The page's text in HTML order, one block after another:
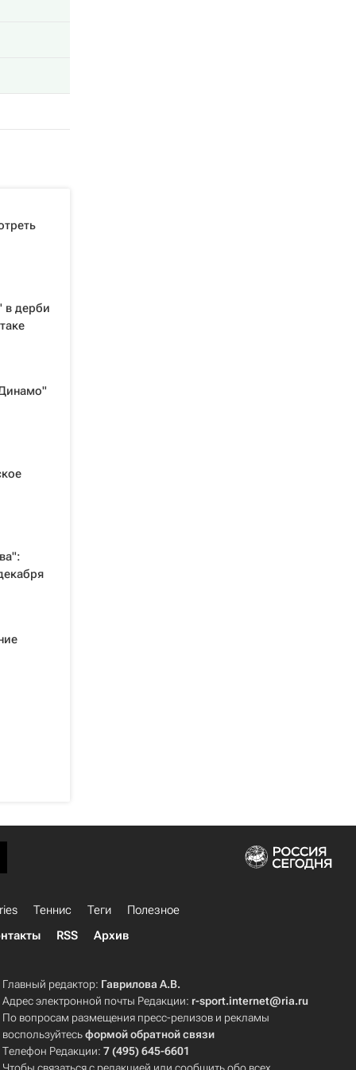
в дерби
Теннис Теги
Полезное
RSS Архив
Главный редактор: Гаврилова А.В.
Адрес электронной почты Редакции: r-sport.internet@ria.ru
По вопросам размещения пресс-релизов и рекламы
воспользуйтесьформой обратной связи
Телефон Редакции:7 (495) 645-6601